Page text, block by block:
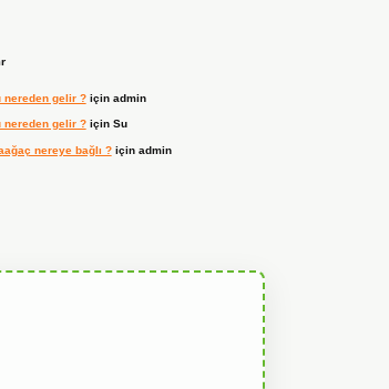
nereden gelir ?için admin
nereden gelir ?için Su
nereye bağlı ?için admin